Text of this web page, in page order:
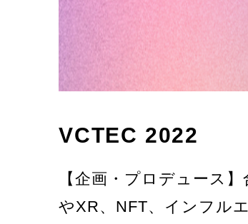
VCTEC 2022
【企画・プロデュース
やXR、NFT、インフル